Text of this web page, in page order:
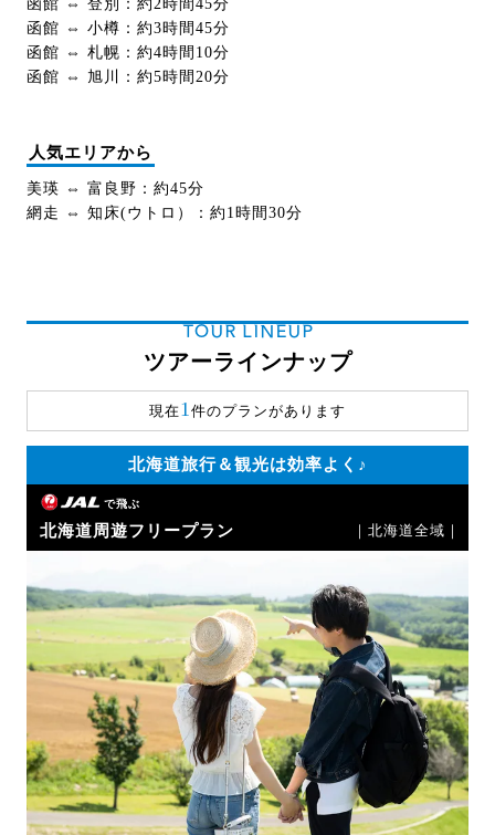
函館 ⇔ 登別：約2時間45分
函館 ⇔ 小樽：約3時間45分
函館 ⇔ 札幌：約4時間10分
函館 ⇔ 旭川：約5時間20分
人気エリアから
美瑛 ⇔ 富良野：約45分
網走 ⇔ 知床(ウトロ）：約1時間30分
TOUR LINEUP
ツアーラインナップ
現在1 件のプランがあります
北海道旅行＆観光は効率よく♪
で飛ぶ
北海道周遊フリープラン ｜北海道全域｜